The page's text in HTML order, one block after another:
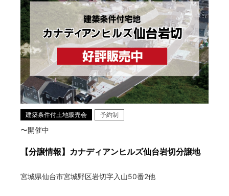
建築条件付土地販売会 予約制
〜開催中
【分譲情報】カナディアンヒルズ仙台岩切分譲地
宮城県仙台市宮城野区岩切字入山50番2他